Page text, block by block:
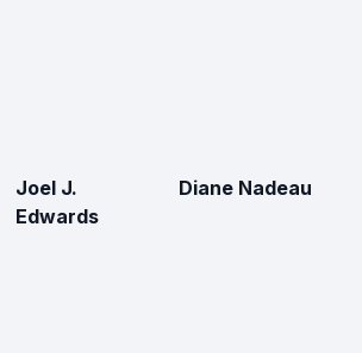
Joel J.
Edwards
Diane Nadeau